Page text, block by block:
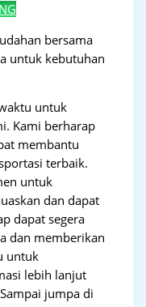
bersama
untuk kebutuhan
untuk
Kami berharap
membantu
terbaik.
untuk
dan dapat
dapat segera
dan memberikan
untuk
lebih lanjut
jumpa di